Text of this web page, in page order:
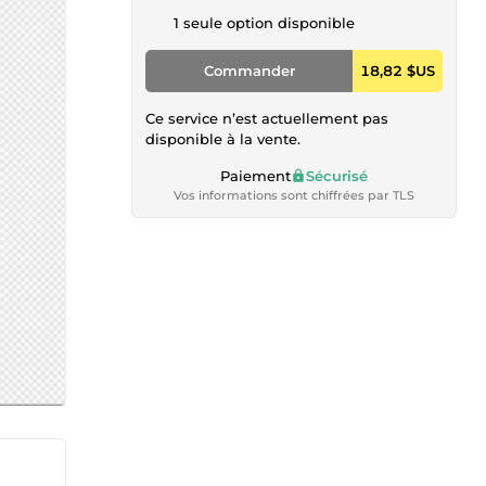
1 seule option disponible
Commander 18,82 $US
Ce service n’est actuellement pas
disponible à la vente.
Paiement Sécurisé
Vos informations sont chiffrées par TLS